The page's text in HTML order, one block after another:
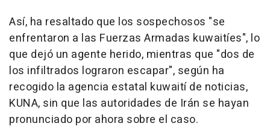
Así, ha resaltado que los sospechosos "se
enfrentaron a las Fuerzas Armadas kuwaitíes", lo
que dejó un agente herido, mientras que "dos de
los infiltrados lograron escapar", según ha
recogido la agencia estatal kuwaití de noticias,
KUNA, sin que las autoridades de Irán se hayan
pronunciado por ahora sobre el caso.